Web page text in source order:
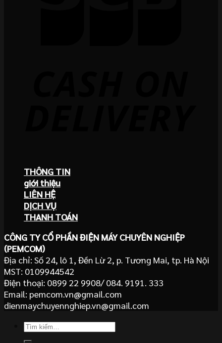
THÔNG TIN
giới thiệu
LIÊN HỆ
DỊCH VỤ
THANH TOÁN
CÔNG TY CỔ PHẦN ĐIỆN MÁY CHUYÊN NGHIỆP
(PEMCOM)
Địa chỉ: Số 24, lô 1, Đền Lừ 2, p. Tương Mai, tp. Hà Nội
MST: 0109944542
Điện thoại: 0899 22 9908/ 084. 9191. 333
Email: pemcom.vn@gmail.com
dienmaychuyennghiep.vn@gmail.com
Tìm